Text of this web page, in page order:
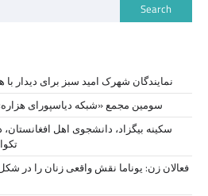
Search
نمايندگان شهرک امید سبز برای دیدار با
سومین مجمع «شبکه دیاسپورای
سکینه بیگزاد، دانشجوی اهل
فعالان زن: یوناما نقش واقعی زنان را در